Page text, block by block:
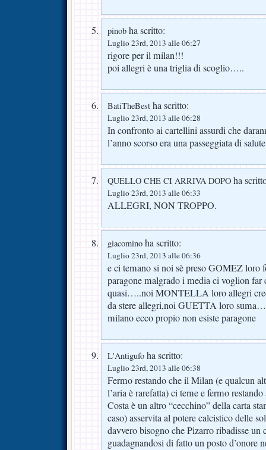
pinob ha scritto:
Luglio 23rd, 2013 alle 06:27
rigore per il milan!!!
poi allegri è una triglia di scoglio…..
BatiTheBest ha scritto:
Luglio 23rd, 2013 alle 06:28
In confronto ai cartellini assurdi che
l’anno scorso era una passeggiata di
QUELLO CHE CI ARRIVA DOPO ha
Luglio 23rd, 2013 alle 06:33
ALLEGRI, NON TROPPO.
giacomino ha scritto:
Luglio 23rd, 2013 alle 06:36
e ci temano si noi sè preso GOMEZ loro
paragone malgrado i media ci voglion far
quasi…..noi MONTELLA loro allegri
da stere allegri,noi GUETTA loro
milano ecco propio non esiste paragone
L'Antigufo ha scritto:
Luglio 23rd, 2013 alle 06:38
Fermo restando che il Milan (e qualcun
l’aria è rarefatta) ci teme e fermo
Costa è un altro “cecchino” della carta
caso) asservita al potere calcistico delle
davvero bisogno che Pizarro ribadisse un
guadagnandosi di fatto un posto d’onore